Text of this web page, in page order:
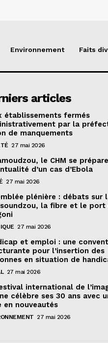
Environnement Faits
articles
établissements fermés
par la
de manquements
27 mai 2026
le CHM se
d’un cas d’Ebola
27 mai 2026
plénière : débats sur
la fibre et le port
27 mai 2026
et emploi : une
pour l’insertion des
en situation de
27 mai 2026
international de
célèbre ses 30 ans avec
en nouveautés
27 mai 2026